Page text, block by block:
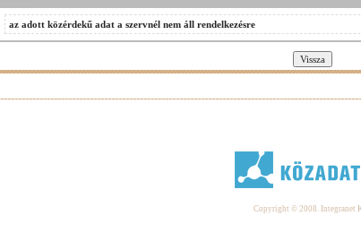
az adott közérdekű adat a szervnél nem áll rendelkezésre
Copyright © 2008. Integranet